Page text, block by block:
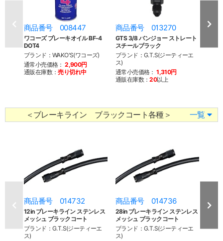
商品番号 008447
ワコーズ ブレーキオイル BF-4
DOT4
ブランド：WAKO'S(ワコーズ)
通常小売価格： 2,900円
通販在庫数：売り切れ中
商品番号 013270
GTS 3/8 バンジョー ストレート
スチールブラック
ブランド：G.T.S(ジーティーエ
ス)
通常小売価格： 1,310円
通販在庫数：20以上
商
＜ブレーキライン ブラックコート各種＞ 一覧
商品番号 014732
12in ブレーキライン ステンレス
メッシュ ブラックコート
ブランド：G.T.S(ジーティーエ
ス)
商品番号 014736
28in ブレーキライン ステンレス
メッシュ ブラックコート
ブランド：G.T.S(ジーティーエ
ス)
商
ブラ